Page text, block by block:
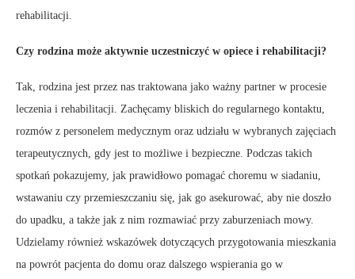
rehabilitacji.
Czy rodzina może aktywnie uczestniczyć w opiece i rehabilitacji?
Tak, rodzina jest przez nas traktowana jako ważny partner w procesie
leczenia i rehabilitacji. Zachęcamy bliskich do regularnego kontaktu,
rozmów z personelem medycznym oraz udziału w wybranych zajęciach
terapeutycznych, gdy jest to możliwe i bezpieczne. Podczas takich
spotkań pokazujemy, jak prawidłowo pomagać choremu w siadaniu,
wstawaniu czy przemieszczaniu się, jak go asekurować, aby nie doszło
do upadku, a także jak z nim rozmawiać przy zaburzeniach mowy.
Udzielamy również wskazówek dotyczących przygotowania mieszkania
na powrót pacjenta do domu oraz dalszego wspierania go w